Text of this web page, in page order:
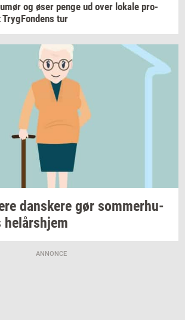
og øser penge ud over lo­ka­le pro­
Tryg­Fon­dens tur
dan­ske­re gør som­mer­hu­
helårs­hjem
ANNONCE